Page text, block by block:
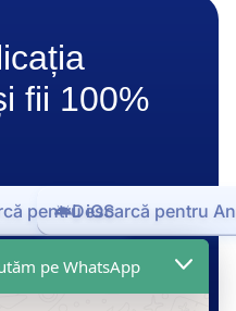
fii 100%
pentru iOSDescarcă pentru
pe WhatsApp